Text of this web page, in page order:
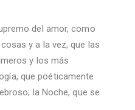
del amor, como
y a la vez, que las
y los más
que poéticamente
la Noche, que se